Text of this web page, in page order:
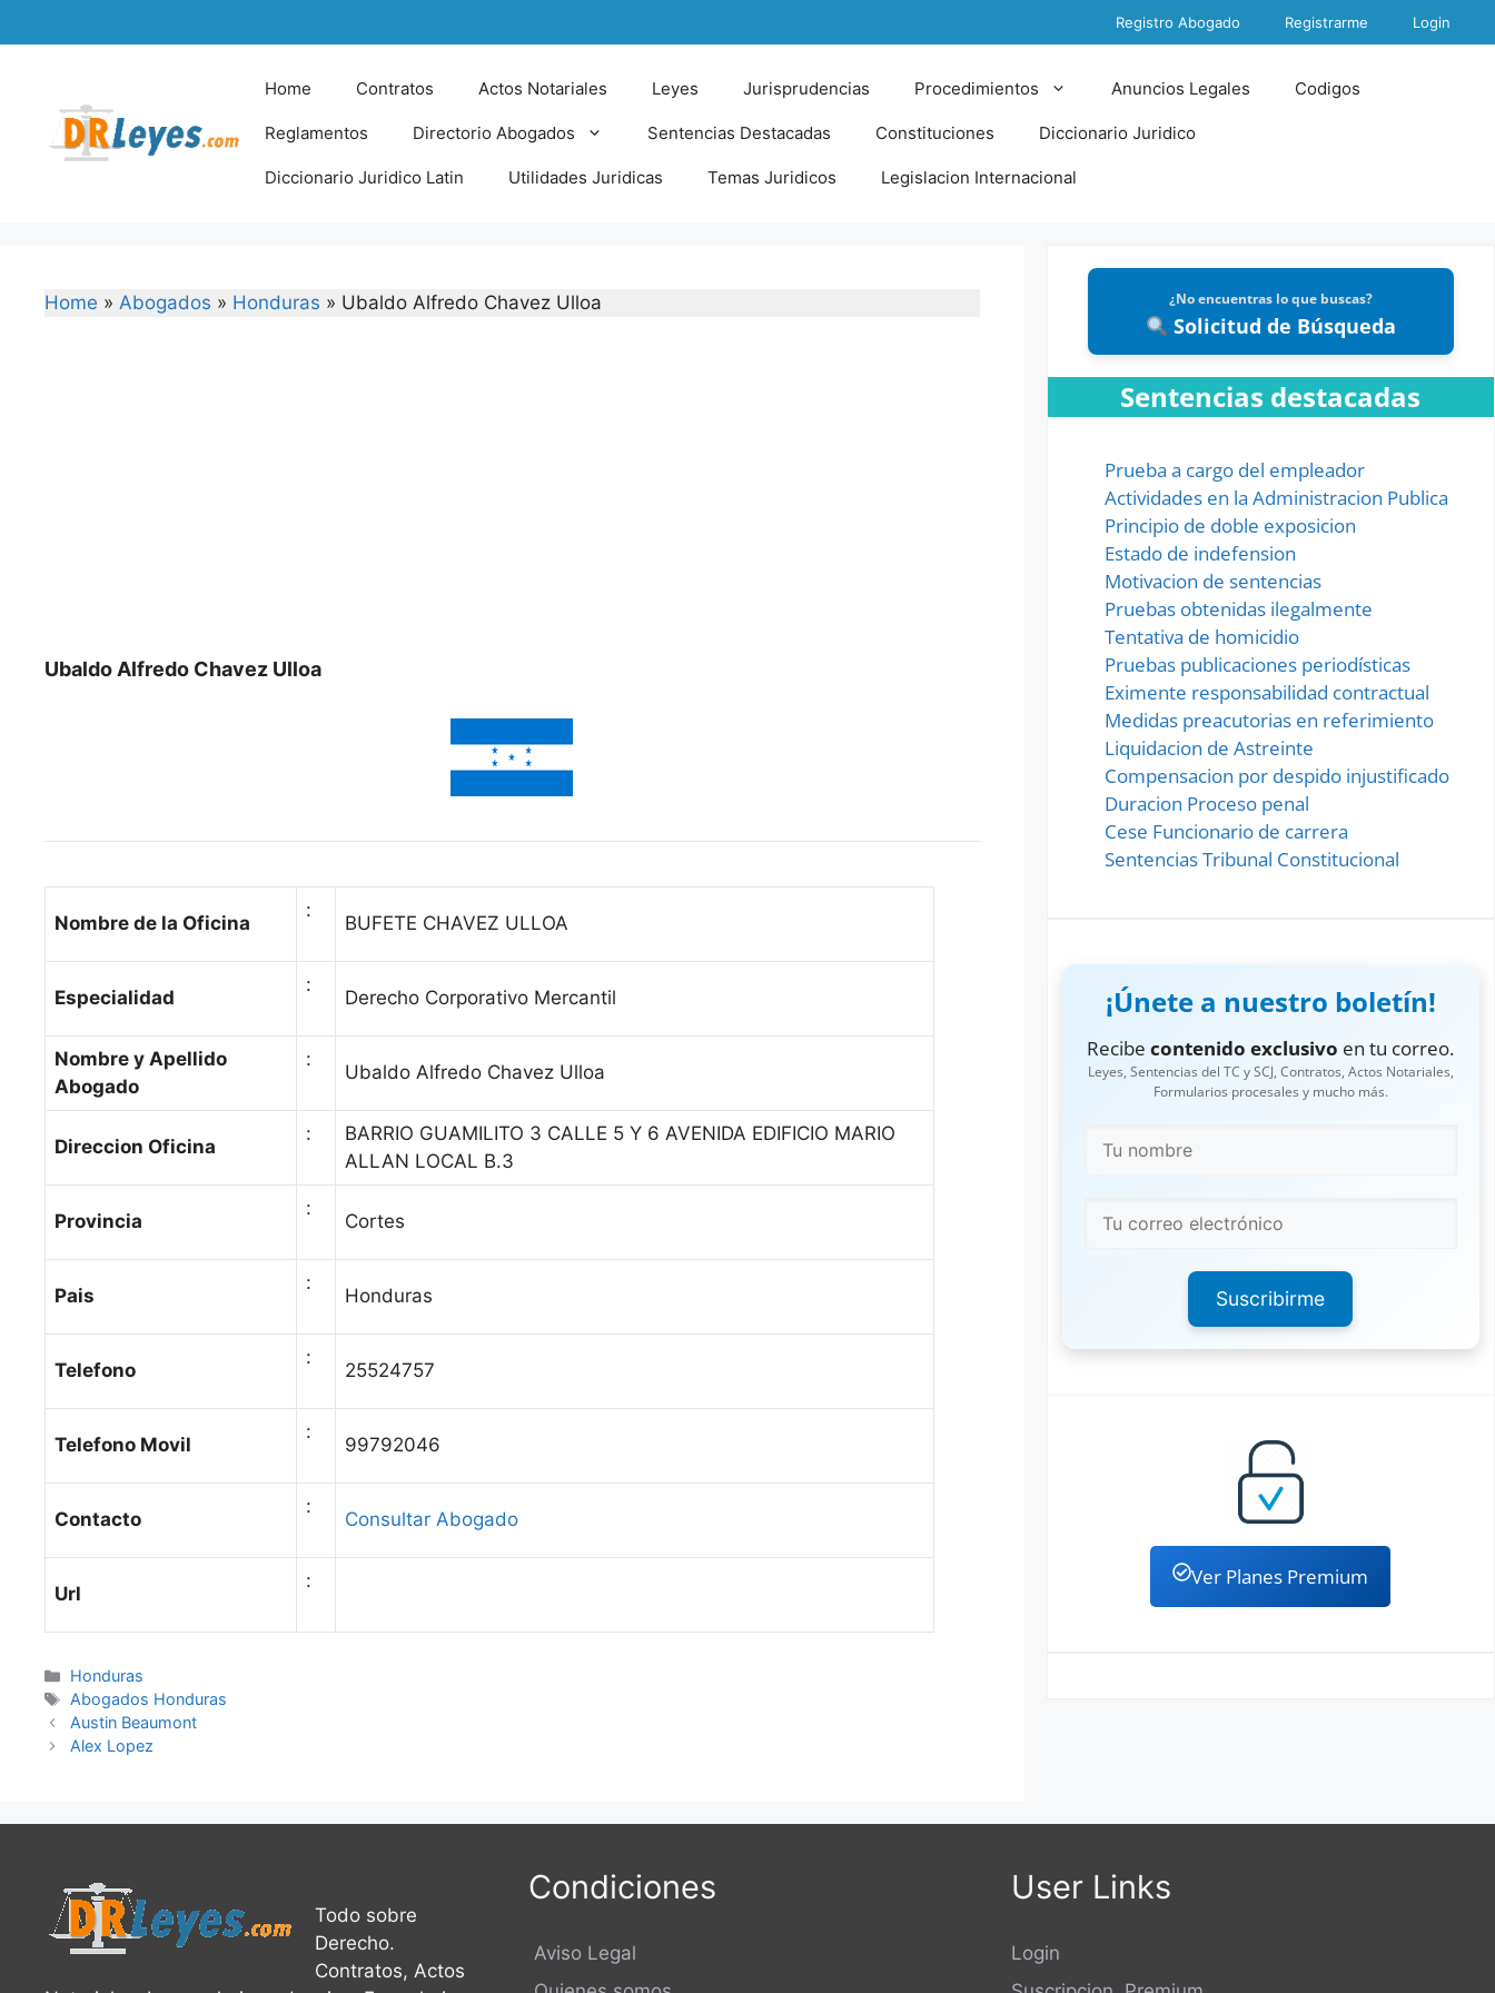
to
Registro Abogado Registrarme Login
Home Contratos Actos Notariales Leyes Jurisprudencias Procedimientos Anuncios Legales Codigos
Reglamentos Directorio Abogados Sentencias Destacadas Constituciones Diccionario Juridico
Diccionario Juridico Latin Utilidades Juridicas Temas Juridicos Legislacion Internacional
Home » Abogados » Honduras » Ubaldo Alfredo Chavez Ulloa
Ubaldo Alfredo Chavez Ulloa
Nombre de la Oficina
:
BUFETE CHAVEZ ULLOA
Especialidad
:
Derecho Corporativo Mercantil
Nombre y Apellido
Abogado
:
Ubaldo Alfredo Chavez Ulloa
Direccion Oficina
:
BARRIO GUAMILITO 3 CALLE 5 Y 6 AVENIDA EDIFICIO MARIO
ALLAN LOCAL B.3
Provincia
:
Cortes
Pais
:
Honduras
Telefono
:
25524757
Telefono Movil
:
99792046
Contacto
:
Consultar Abogado
Url
:
Categories
Honduras
Tags
Abogados Honduras
Austin Beaumont
Alex Lopez
¿No encuentras lo que buscas?
Solicitud de Búsqueda
Sentencias destacadas
Prueba a cargo del empleador
Actividades en la Administracion Publica
Principio de doble exposicion
Estado de indefension
Motivacion de sentencias
Pruebas obtenidas ilegalmente
Tentativa de homicidio
Pruebas publicaciones periodísticas
Eximente responsabilidad contractual
Medidas preacutorias en referimiento
Liquidacion de Astreinte
Compensacion por despido injustificado
Duracion Proceso penal
Cese Funcionario de carrera
Sentencias Tribunal Constitucional
¡Únete a nuestro boletín!
Recibecontenido exclusivo en tu correo.
Leyes, Sentencias del TC y SCJ, Contratos, Actos Notariales,
Formularios procesales y mucho más.
Suscribirme
Ver Planes Premium
Todo sobre
Derecho.
Contratos, Actos
Condiciones
Aviso Legal
User Links
Login